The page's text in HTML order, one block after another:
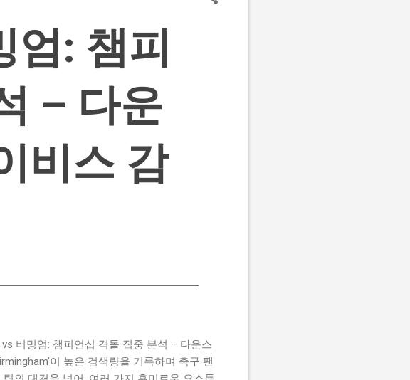
엄: 챔피
– 다운
비스 감
버밍엄: 챔피언십 격돌 집중 분석 – 다운스
이 높은 검색량을 기록하며 축구 팬